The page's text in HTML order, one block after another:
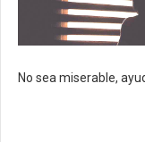
No sea miserable,